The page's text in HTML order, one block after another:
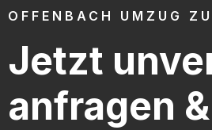
OFFENBACH UMZUG
Jetzt
anfragen